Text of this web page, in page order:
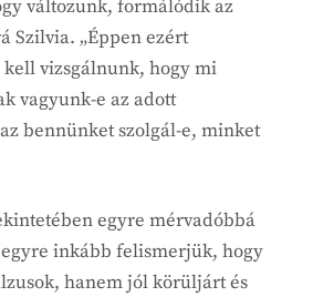
változunk, formálódik az
Szilvia. „Éppen ezért
vizsgálnunk, hogy mi
vagyunk-e az adott
bennünket szolgál-e, minket
egyre mérvadóbbá
inkább felismerjük, hogy
hanem jól körüljárt és